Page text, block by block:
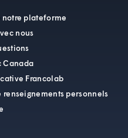
notre plateforme
nous
Canada
Francolab
renseignements personnels